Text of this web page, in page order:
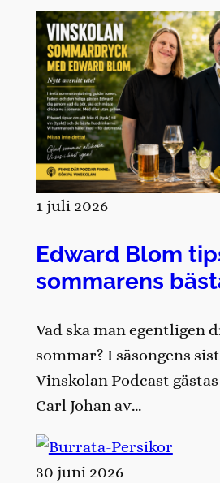
1 juli 2026
Edward Blom
sommarens
Vad ska man egentligen
sommar? I säsongens
Vinskolan Podcast
Carl Johan av…
30 juni 2026